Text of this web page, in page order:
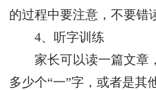
的过程中要注意，不要错
4、听字训练
家长可以读一篇文章
多少个“一”字，或者是其